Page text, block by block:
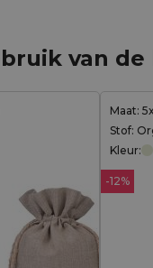
van
Maat:
Stof:
Kleur:
-12%